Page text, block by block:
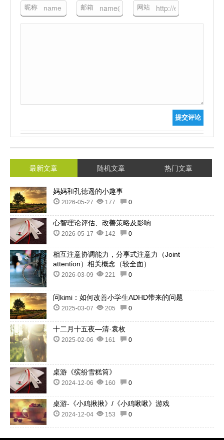
昵称 邮箱 网站
提交评论
最新文章 随机文章 热门文章
妈妈和孔德遥的小趣事
2026-05-27 177 0
心智理论评估、改善策略及影响
2026-05-17 142 0
相互注意协调能力，分享式注意力（Joint
attention）相关概念（较全面）
2026-03-09 221 0
问kimi：如何改善小学生ADHD带来的问题
2025-03-07 205 0
十二月十五夜—清·袁枚
2025-02-06 161 0
桌游《缤纷雪糕筒》
2024-12-06 160 0
桌游-《小鸡揪揪》/《小鸡啾啾》游戏
2024-12-04 153 0